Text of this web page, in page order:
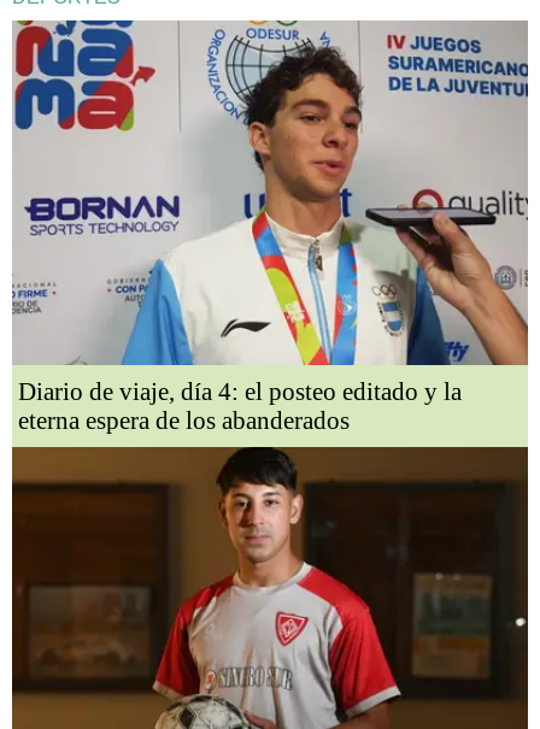
Diario de viaje, día 4: el posteo editado y la
eterna espera de los abanderados